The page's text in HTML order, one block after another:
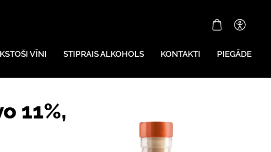
VĪNI STIPRAIS ALKOHOLS KONTAKTI PIEGĀDE
11%,